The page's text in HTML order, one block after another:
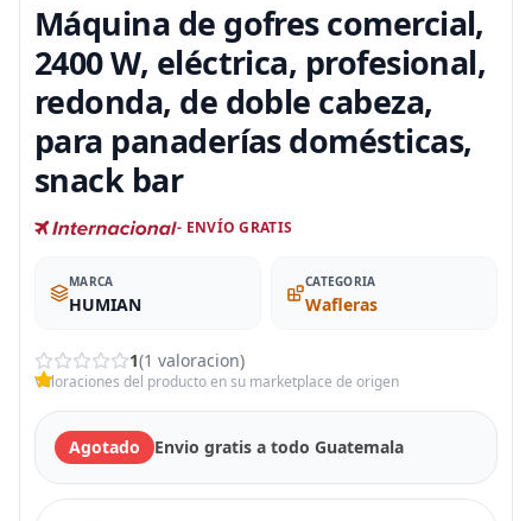
Máquina de gofres comercial,
2400 W, eléctrica, profesional,
redonda, de doble cabeza,
para panaderías domésticas,
snack bar
- ENVÍO GRATIS
MARCA
HUMIAN
CATEGORIA
Wafleras
1(1 valoracion)
Valoraciones del producto en su marketplace de origen
Agotado Envio gratis a todo Guatemala